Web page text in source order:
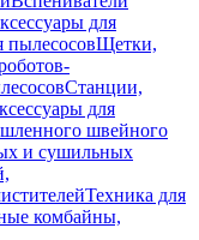
для
пылесосовЩетки,
Станции,
для
швейного
и сушильных
Техника для
комбайны,